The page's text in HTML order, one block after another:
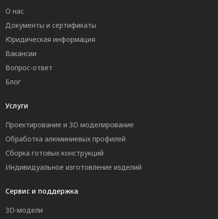
О нас
Документы и сертификаты
Юридическая информация
Вакансии
Вопрос-ответ
Блог
Услуги
Проектирование и 3D моделирование
Обработка алюминиевых профилей
Сборка готовых конструкций
Индивидуальное изготовление изделий
Сервис и поддержка
3D-модели